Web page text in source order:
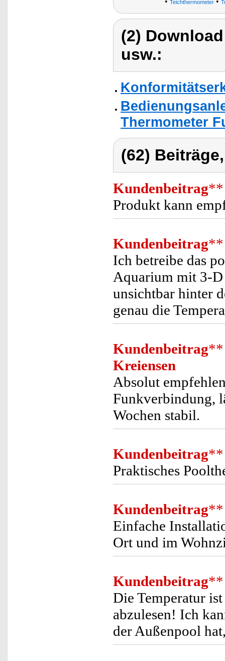
Teichthermometer
(2)
usw.:
Thermometer
(62)
Kundenbeitrag**
Produkt kann
Kundenbeitrag**
Ich betreibe das
Aquarium mit 3-
unsichtbar hinter
genau die
Kundenbeitrag**
Kreiensen
Absolut
Funkverbindung,
Wochen stabil.
Kundenbeitrag**
Praktisches
Kundenbeitrag**
Einfache
Ort und im
Kundenbeitrag**
Die Temperatur
abzulesen! Ich
der Außenpool